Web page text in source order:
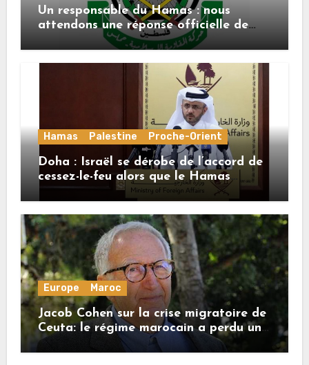
Un responsable du Hamas : nous
attendons une réponse officielle de
Mladenov concernant la feuille de
route de la deuxième phase de l’accord
Hamas Palestine Proche-Orient
Doha : Israël se dérobe de l’accord de
cessez-le-feu alors que le Hamas
honore ses engagements
Europe Maroc
Jacob Cohen sur la crise migratoire de
Ceuta: le régime marocain a perdu une
bonne part de sa crédibilité vis-à-vis
de l’Union européenne